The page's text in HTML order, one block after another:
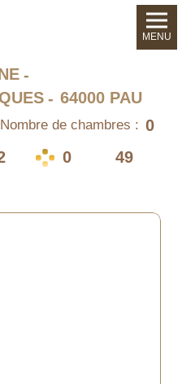
64000 PAU
Nombre de chambres : 0
0 49
MENU